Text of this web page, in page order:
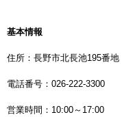
基本情報
住所：長野市北長池195番地
電話番号：026-222-3300
営業時間：10:00～17:00